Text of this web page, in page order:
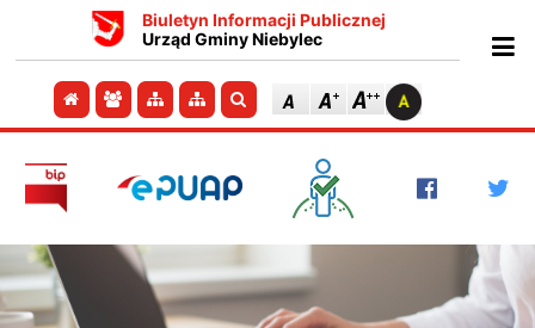
Biuletyn Informacji Publicznej
Urząd Gminy Niebylec
Przejdź do strony głównej
Przejdź do redakcji
Przejdź do mapy strony
Przejdź do mapy strony
Szukaj